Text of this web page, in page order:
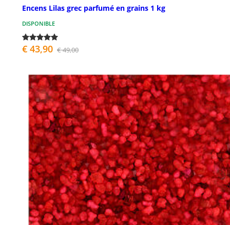
Encens Lilas grec parfumé en grains 1 kg
DISPONIBLE
€ 43,90 € 49,00